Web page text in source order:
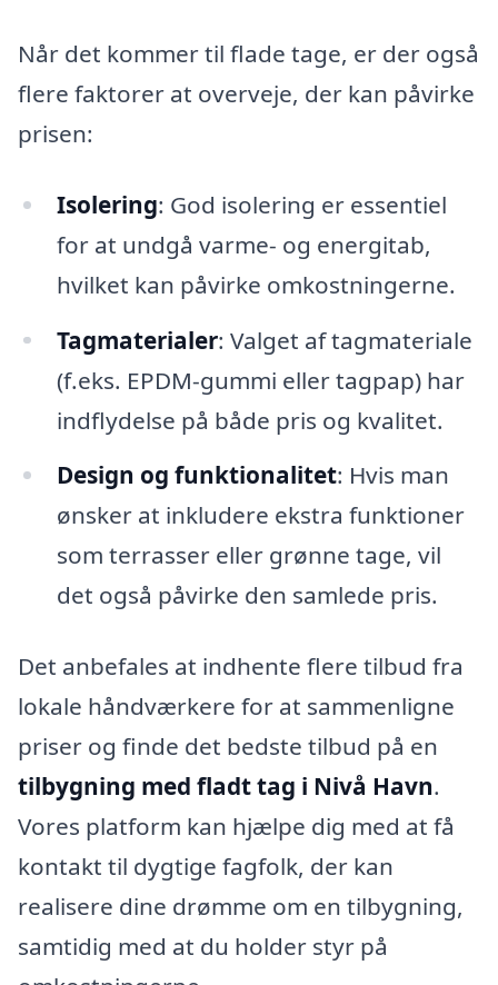
Når det kommer til flade tage, er der også
flere faktorer at overveje, der kan påvirke
prisen:
Isolering: God isolering er essentiel
for at undgå varme- og energitab,
hvilket kan påvirke omkostningerne.
Tagmaterialer: Valget af tagmateriale
(f.eks. EPDM-gummi eller tagpap) har
indflydelse på både pris og kvalitet.
Design og funktionalitet: Hvis man
ønsker at inkludere ekstra funktioner
som terrasser eller grønne tage, vil
det også påvirke den samlede pris.
Det anbefales at indhente flere tilbud fra
lokale håndværkere for at sammenligne
priser og finde det bedste tilbud på en
tilbygning med fladt tag i Nivå Havn.
Vores platform kan hjælpe dig med at få
kontakt til dygtige fagfolk, der kan
realisere dine drømme om en tilbygning,
samtidig med at du holder styr på